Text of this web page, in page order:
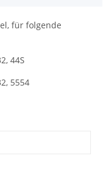
für folgende
44S
5554